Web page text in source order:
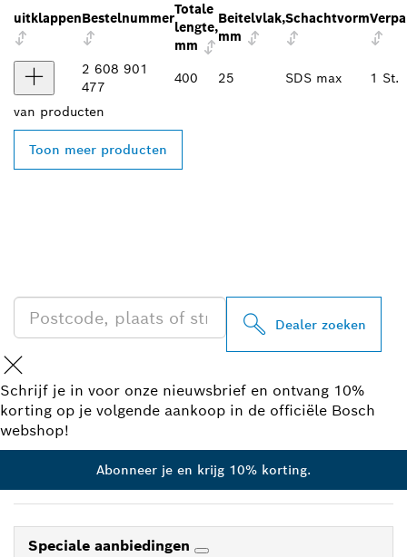
uitklappenBestelnummer
Totale
lengte,
mm
Beitelvlak,
mm
Schachtvorm
2 608 901
477
400 25 SDS max 1 St.
van producten
Toon meer producten
Dealer zoeken
Schrijf je in voor onze nieuwsbrief en ontvang 10%
korting op je volgende aankoop in de officiële Bosch
webshop!
Abonneer je en krijg 10% korting.
Speciale aanbiedingen